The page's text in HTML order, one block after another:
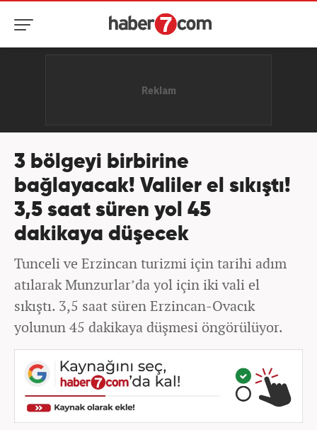
3 bölgeyi birbirine
bağlayacak! Valiler el sıkıştı!
3,5 saat süren yol 45
dakikaya düşecek
Tunceli ve Erzincan turizmi için tarihi adım
atılarak Munzurlar’da yol için iki vali el
sıkıştı. 3,5 saat süren Erzincan-Ovacık
yolunun 45 dakikaya düşmesi öngörülüyor.